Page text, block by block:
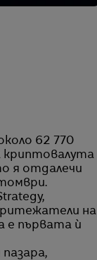
криптовалута
я отдалечи
на
е първата ѝ